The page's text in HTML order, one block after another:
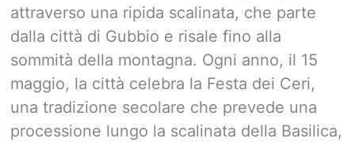
attraverso una ripida scalinata, che parte
dalla città di Gubbio e risale fino alla
sommità della montagna. Ogni anno, il 15
maggio, la città celebra la Festa dei Ceri,
una tradizione secolare che prevede una
processione lungo la scalinata della Basilica,